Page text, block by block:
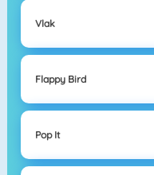
Vlak
Flappy Bird
Pop It